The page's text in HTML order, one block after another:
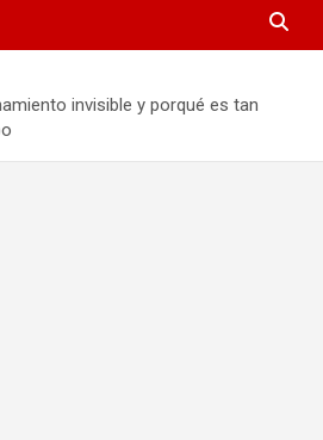
invisible y porqué es tan